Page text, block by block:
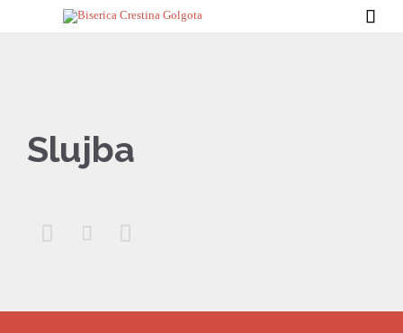

Slujba
  